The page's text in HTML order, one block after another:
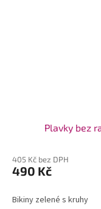
Plavky bez
405 Kč bez DPH
490 Kč
Bikiny zelené s kruhy